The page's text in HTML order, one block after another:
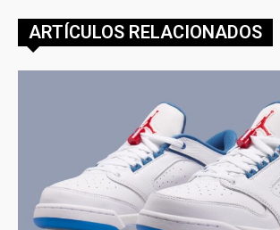
ARTÍCULOS RELACIONADOS